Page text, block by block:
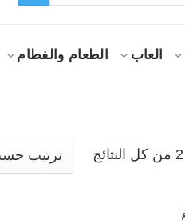
العاب الطعام والفطام
الفرز